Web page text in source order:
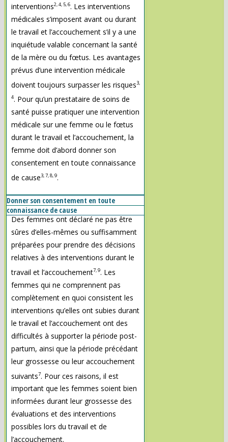
interventions2, 4, 5, 6. Les interventions
médicales s’imposent avant ou durant
le travail et l’accouchement s’il y a une
inquiétude valable concernant la santé
de la mère ou du fœtus. Les avantages
prévus d’une intervention médicale
doivent toujours surpasser les risques3,
4. Pour qu’un prestataire de soins de
santé puisse pratiquer une intervention
médicale sur une femme ou le fœtus
durant le travail et l’accouchement, la
femme doit d’abord donner son
consentement en toute connaissance
de cause3, 7, 8, 9.
Donner son consentement en toute
connaissance de cause
Des femmes ont déclaré ne pas être
sûres d’elles-mêmes ou suffisamment
préparées pour prendre des décisions
relatives à des interventions durant le
travail et l’accouchement7, 9. Les
femmes qui ne comprennent pas
complètement en quoi consistent les
interventions qu’elles ont subies durant
le travail et l’accouchement ont des
difficultés à supporter la période post-
partum, ainsi que la période précédant
leur grossesse ou leur accouchement
suivants7. Pour ces raisons, il est
important que les femmes soient bien
informées durant leur grossesse des
évaluations et des interventions
possibles lors du travail et de
l’accouchement.